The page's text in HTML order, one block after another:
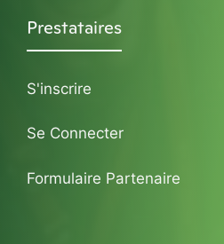
Prestataires
S'inscrire
Se Connecter
Formulaire Partenaire